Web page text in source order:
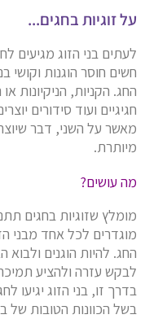
על זוגיות בחגים...
לעתים בני הזוג מגיעים
חשים חוסר הוגנות
החג. הקניות, הניקיונות
חגיגיים ועוד סידורים
מאשר על השני, דבר
מיותרת.
מה עושים?
מומלץ שזוגיות בחגים
מוגדרים לכל אחד מבני
החג. להיות הוגנים
לבקש עזרה ולהציע
בדרך זו, בני הזוג יגיעו
בשל הכוונות הטובות של